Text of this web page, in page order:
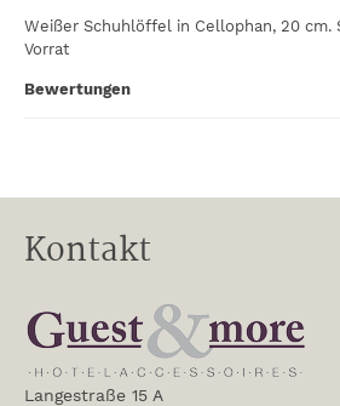
Weißer Schuhlöffel in Cellophan, 20 cm.
Vorrat
Bewertungen
Kontakt
Langestraße 15 A